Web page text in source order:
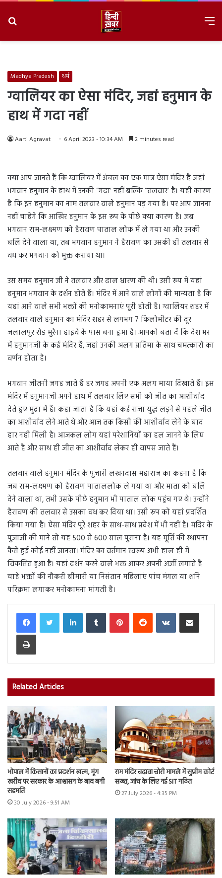
Madhya Pradesh धर्म
ग्वालियर का ऐसा मंदिर, जहां हनुमान के
हाथ में गदा नहीं
Aarti Agravat 6 April 2023 - 10:34 AM 2 minutes read
क्या आप जानते हैं कि ग्वालियर में अंचल का एक मात्र ऐसा मंदिर है जहां
भगवान हनुमान के हाथ में उनकी “गदा’ नहीं बल्कि “तलवार’ है। यही कारण
है कि इन हनुमान का नाम तलवार वाले हनुमान पड़ गया है। पर आप जानना
नहीं चाहेंगे कि आखिर हनुमान के इस रूप के पीछे क्या कारण है। जब
भगवान राम-लक्ष्मण को हैरावण पाताल लोक में ले गया था और उनकी
बलि देने वाला था, तब भगवान हनुमान ने हैरावण का उसकी ही तलवार से
वध कर भगवान को मुक्त कराया था।
उस समय हनुमान जी ने तलवार और ढाल धारण की थी। उसी रूप में यहां
हनुमान भगवान के दर्शन होते हैं। मंदिर में आने वाले लोगों की मान्यता है कि
यहां आने वाले सभी भक्तों की मनोकामनाएं पूरी होती हैं। ग्वालियर शहर में
तलवार वाले हनुमान का मंदिर शहर से लगभग 7 किलोमीटर की दूर
जलालपुर रोड मुरैना हाइवे के पास बना हुआ है। आपको बता दें कि देश भर
में हनुमानजी के कई मंदिर हैं, जहां उनकी अलग प्रतिमा के साथ चमत्कारों का
वर्णन होता है।
भगवान जीतनी जगह जाते हैं हर जगह अपनी एक अलग माया दिखाते हैं। इस
मंदिर में हनुमानजी अपने हाथ में तलवार लिए सभी को जीत का आशीर्वाद
देते हुए मुद्रा में हैं। कहा जाता है कि यहां कई राजा युद्ध लड़ने से पहले जीत
का आशीर्वाद लेने आते थे और आज तक किसी की आशीर्वाद लेने के बाद
हार नहीं मिली है। आजकल लोग यहां परेशानियों का हल जानने के लिए
आते हैं और साथ ही जीत का आशीर्वाद लेकर ही वापस जाते हैं।
तलवार वाले हनुमान मंदिर के पुजारी लखनदास महाराज का कहना है कि
जब राम-लक्ष्मण को हैरावण पाताललोक ले गया था और माता को बलि
देने वाला था, तभी उसके पीछे हनुमान भी पाताल लोक पहुंच गए थे। उन्होंने
हैरावण की तलवार से उसका वध कर दिया था। उसी रूप को यहां प्रदर्शित
किया गया है। ऐसा मंदिर पूरे शहर के साथ-साथ प्रदेश में भी नहीं है। मंदिर के
पुजाजी की माने तो यह 500 से 600 साल पुराना है। यह मूर्ति की स्थापना
कैसे हुई कोई नहीं जानता। मंदिर का वर्तमान स्वरूप अभी हाल ही में
विकसित हुआ है। यहां दर्शन करने वाले भक्त आकर अपनी अर्जी लगाते हैं
चाहे भक्तों की नौकरी बीमारी या निसंतान महिलाएं पांच मंगल या शनि
परिक्रमा लगाकर मनोकामना मांगती है।
LinkedInTumblr PinterestReddit VKontakteShare via Email
Print
Related Articles
भोपाल में किसानों का प्रदर्शन खत्म, मूंग
खरीद पर सरकार के आश्वासन के बाद बनी
सहमति
30 July 2026 - 9:51 AM
राम मंदिर चढ़ावा चोरी मामले में सुप्रीम कोर्ट
सख्त, जांच के लिए नई SIT गठित
27 July 2026 - 4:35 PM